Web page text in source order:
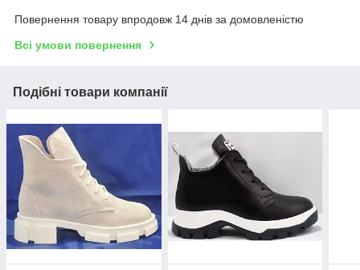
Повернення товару впродовж 14 днів за домовленістю
Всі умови повернення
Подібні товари компанії